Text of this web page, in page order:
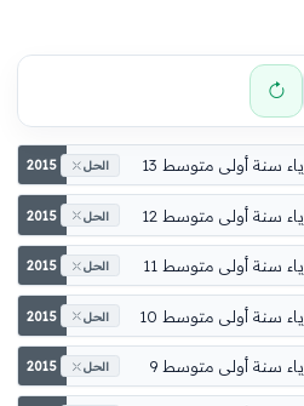
2015 الحل
2015 الحل
2015 الحل
2015 الحل
2015 الحل